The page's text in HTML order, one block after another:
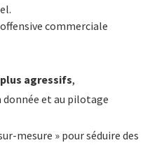
commerciale
agressifs,
donnée et au pilotage
mesure » pour séduire des